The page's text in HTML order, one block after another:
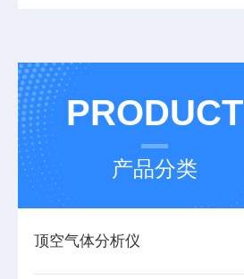
PRODUCT
产品分类
顶空气体分析仪